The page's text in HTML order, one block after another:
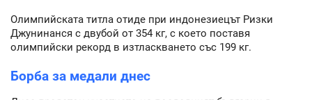
Олимпийската титла отиде при индонезиецът Ризки
Джунинанся с двубой от 354 кг, с което поставя
олимпийски рекорд в изтласкването със 199 кг.
Борба за медали днес